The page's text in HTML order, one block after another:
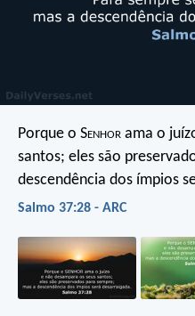
Porque o Senhor ama o
santos; eles são
descendência dos ímpios
Salmo 37:28 - ARC